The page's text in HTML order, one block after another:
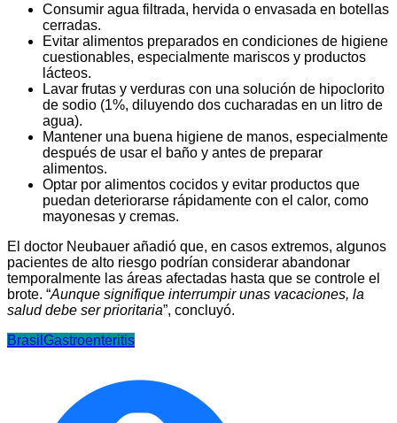
Consumir agua filtrada, hervida o envasada en botellas
cerradas.
Evitar alimentos preparados en condiciones de higiene
cuestionables, especialmente mariscos y productos
lácteos.
Lavar frutas y verduras con una solución de hipoclorito
de sodio (1%, diluyendo dos cucharadas en un litro de
agua).
Mantener una buena higiene de manos, especialmente
después de usar el baño y antes de preparar
alimentos.
Optar por alimentos cocidos y evitar productos que
puedan deteriorarse rápidamente con el calor, como
mayonesas y cremas.
El doctor Neubauer añadió que, en casos extremos, algunos
pacientes de alto riesgo podrían considerar abandonar
temporalmente las áreas afectadas hasta que se controle el
brote. “Aunque signifique interrumpir unas vacaciones, la
salud debe ser prioritaria”, concluyó.
Brasil Gastroenteritis